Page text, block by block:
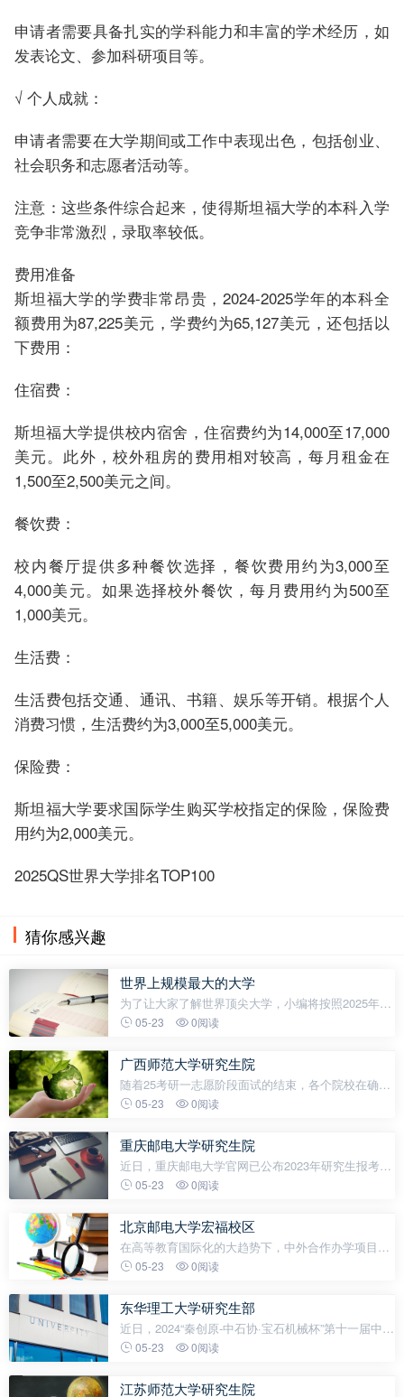
申请者需要具备扎实的学科能力和丰富的学术经历，如
发表论文、参加科研项目等。
√ 个人成就：
申请者需要在大学期间或工作中表现出色，包括创业、
社会职务和志愿者活动等。
注意：这些条件综合起来，使得斯坦福大学的本科入学
竞争非常激烈，录取率较低。
费用准备
斯坦福大学的学费非常昂贵，2024-2025学年的本科全
额费用为87,225美元，学费约为65,127美元，还包括以
下费用：
住宿费：
斯坦福大学提供校内宿舍，住宿费约为14,000至17,000
美元。此外，校外租房的费用相对较高，每月租金在
1,500至2,500美元之间。
餐饮费：
校内餐厅提供多种餐饮选择，餐饮费用约为3,000至
4,000美元。如果选择校外餐饮，每月费用约为500至
1,000美元。
生活费：
生活费包括交通、通讯、书籍、娱乐等开销。根据个人
消费习惯，生活费约为3,000至5,000美元。
保险费：
斯坦福大学要求国际学生购买学校指定的保险，保险费
用约为2,000美元。
2025QS世界大学排名TOP100
猜你感兴趣
世界上规模最大的大学
为了让大家了解世界顶尖大学，小编将按照2025年
QS排名为大家一一介绍。今天介绍的是2025年QS排
University），全名小利兰·斯坦福大学（Leland
05-23 0阅读
广西师范大学研究生院
随着25考研一志愿阶段面试的结束，各个院校在确认
招生计划后，也陆续公布了一志愿拟录取名单。伴随
成果，你的名字终在星光处小编也
05-23 0阅读
重庆邮电大学研究生院
近日，重庆邮电大学官网已公布2023年研究生报考指
南。相比于去年，重邮今年公布时间提前了十来天，
考指南包括学院专业简介、23招
05-23 0阅读
北京邮电大学宏福校区
在高等教育国际化的大趋势下，中外合作办学项目如
雨后春笋般涌现，为学生提供了多元化的学习路径。
独特的优势，吸引着众多学子的
05-23 0阅读
东华理工大学研究生部
近日，2024“秦创原-中石协·宝石机械杯”第十一届中国
研究生能源装备创新设计大赛总决赛在西安落下帷
的参赛项目《金盾——
05-23 0阅读
江苏师范大学研究生院